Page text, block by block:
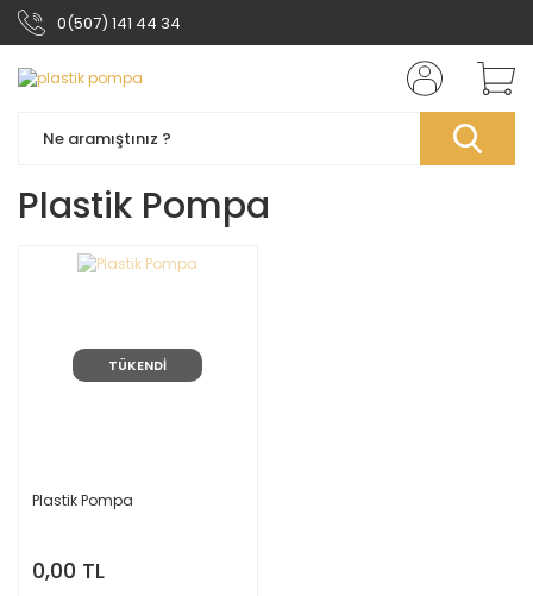
0(507) 141 44 34
Plastik Pompa
TÜKENDİ
Plastik Pompa
0,00 TL